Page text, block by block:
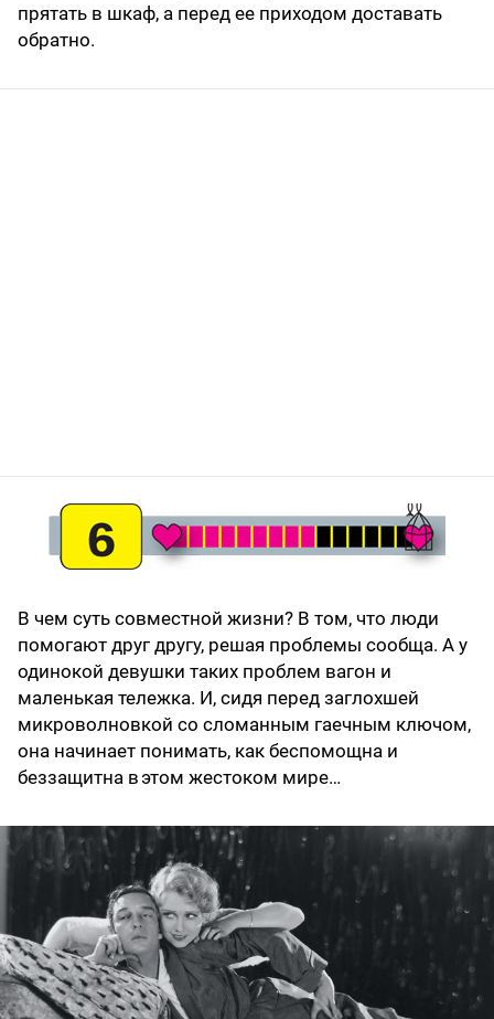
прятать в шкаф, а перед ее приходом доставать
обратно.
В чем суть совместной жизни? В том, что люди
помогают друг другу, решая проблемы сообща. А у
одинокой девушки таких проблем вагон и
маленькая тележка. И, сидя перед заглохшей
микроволновкой со сломанным гаечным ключом,
она начинает понимать, как беспомощна и
беззащитна в этом жестоком мире…